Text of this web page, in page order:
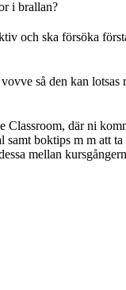
i brallan?
och ska försöka
så den kan lotsas
Classroom, där ni
boktips m m att ta
mellan